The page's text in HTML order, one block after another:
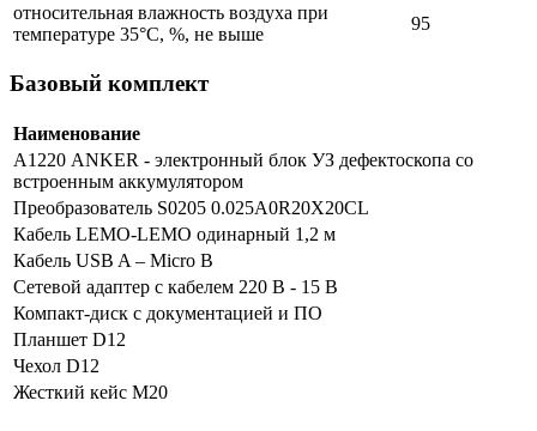
относительная влажность воздуха при
температуре 35°C, %, не выше
95
Базовый комплект
Наименование
А1220 ANKER - электронный блок УЗ дефектоскопа со
встроенным аккумулятором
Преобразователь S0205 0.025A0R20Х20CL
Кабель LEMO-LEMO одинарный 1,2 м
Кабель USB A – Micro B
Сетевой адаптер с кабелем 220 В - 15 В
Компакт-диск с документацией и ПО
Планшет D12
Чехол D12
Жесткий кейс М20